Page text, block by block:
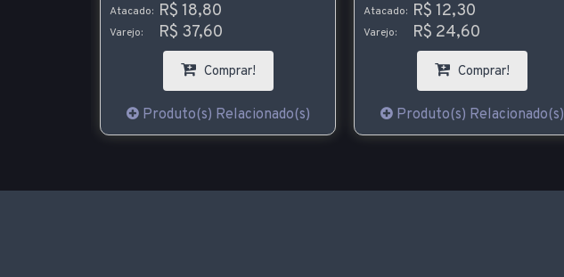
Atacado: R$ 18,80
Varejo: R$ 37,60
Comprar!
Produto(s) Relacionado(s)
Atacado: R$ 12,30
Varejo: R$ 24,60
Comprar!
Produto(s) Relacionado(s)